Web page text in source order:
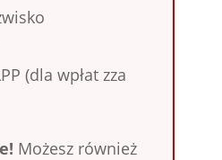
(dla wpłat zza
Możesz również